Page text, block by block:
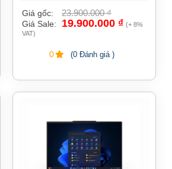
Giá gốc: 23.900.000₫
Giá Sale: 19.900.000 ₫ (+ 8%
VAT)
0 (0 Đánh giá )